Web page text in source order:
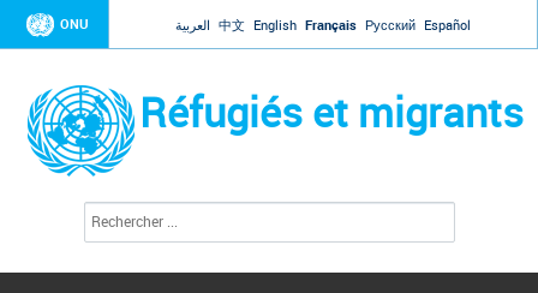
Jump to navigation
ONU العربية 中文 English Français Русский Español
Réfugiés et migrants
c